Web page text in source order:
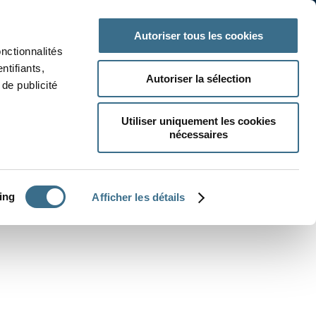
publicité
Afficher les détails
Autoriser tous les cookies
Autoriser la sélection
Utiliser uniquement les cookies
nécessaires